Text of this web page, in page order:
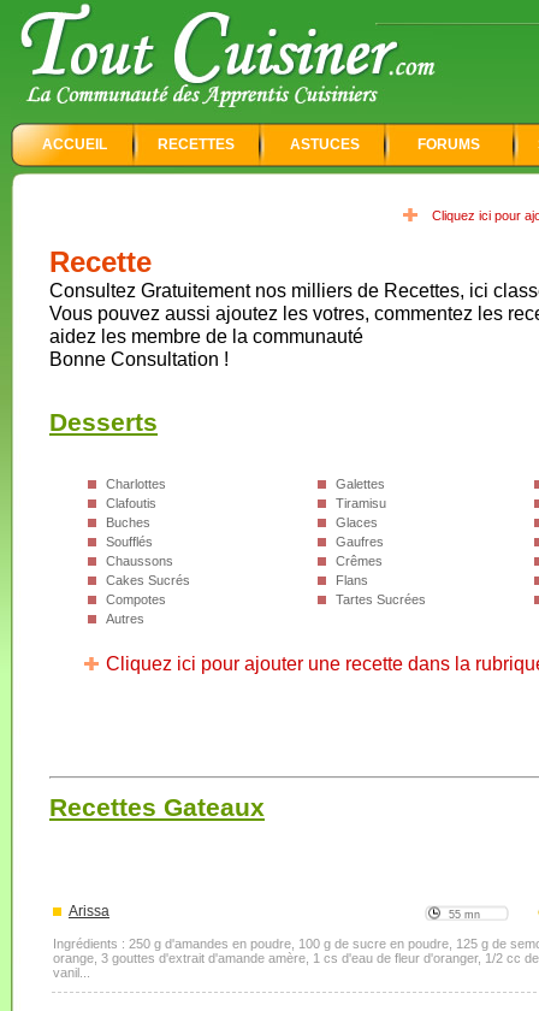
ACCUEIL RECETTES ASTUCES FORUMS
Cliquez ici pour
Recette
Consultez Gratuitement nos milliers de Recettes, ici
Vous pouvez aussi ajoutez les votres, commentez les
aidez les membre de la communauté
Bonne Consultation !
Desserts
Charlottes
Galettes
Clafoutis
Tiramisu
Buches
Glaces
Soufflés
Gaufres
Chaussons
Crêmes
Cakes Sucrés
Flans
Compotes
Tartes Sucrées
Autres
Cliquez ici pour ajouter une recette dans la
Recettes Gateaux
Arissa 55 mn
Ingrédients : 250 g d'amandes en poudre, 100 g de sucre en poudre, 125 g de
orange, 3 gouttes d'extrait d'amande amère, 1 cs d'eau de fleur d'oranger, 1/2 cc
vanil...